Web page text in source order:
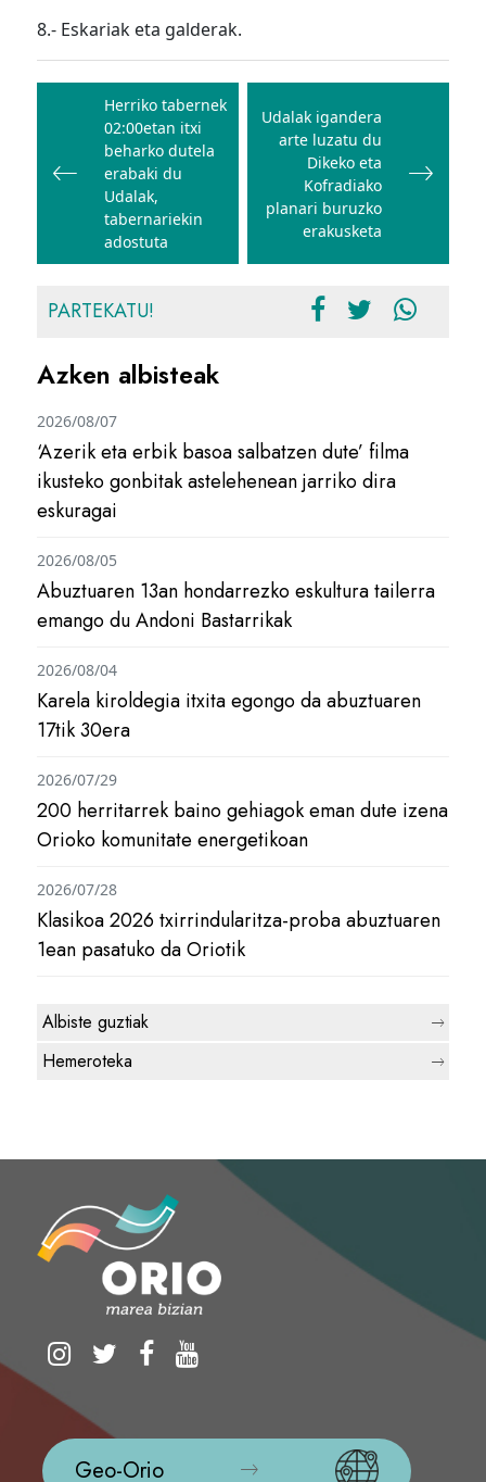
8.- Eskariak eta galderak.
Bidalketetan
zehar
nabigatu
Herriko tabernek
02:00etan itxi
beharko dutela
erabaki du
Udalak,
tabernariekin
adostuta
Udalak igandera
arte luzatu du
Dikeko eta
Kofradiako
planari buruzko
erakusketa
PARTEKATU!
Azken albisteak
‘Azerik eta erbik basoa salbatzen dute’ filma
ikusteko gonbitak astelehenean jarriko dira
eskuragai
2026/08/07
Abuztuaren 13an hondarrezko eskultura tailerra
emango du Andoni Bastarrikak
2026/08/05
Karela kiroldegia itxita egongo da abuztuaren
17tik 30era
2026/08/04
200 herritarrek baino gehiagok eman dute izena
Orioko komunitate energetikoan
2026/07/29
Klasikoa 2026 txirrindularitza-proba abuztuaren
1ean pasatuko da Oriotik
2026/07/28
Albiste guztiak
Hemeroteka
Geo-Orio